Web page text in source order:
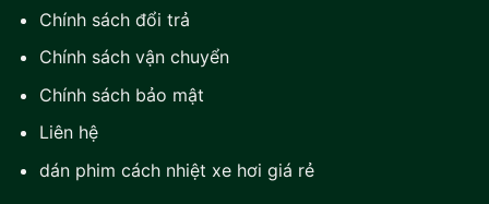
Chính sách đổi trả
Chính sách vận chuyển
Chính sách bảo mật
Liên hệ
dán phim cách nhiệt xe hơi giá rẻ